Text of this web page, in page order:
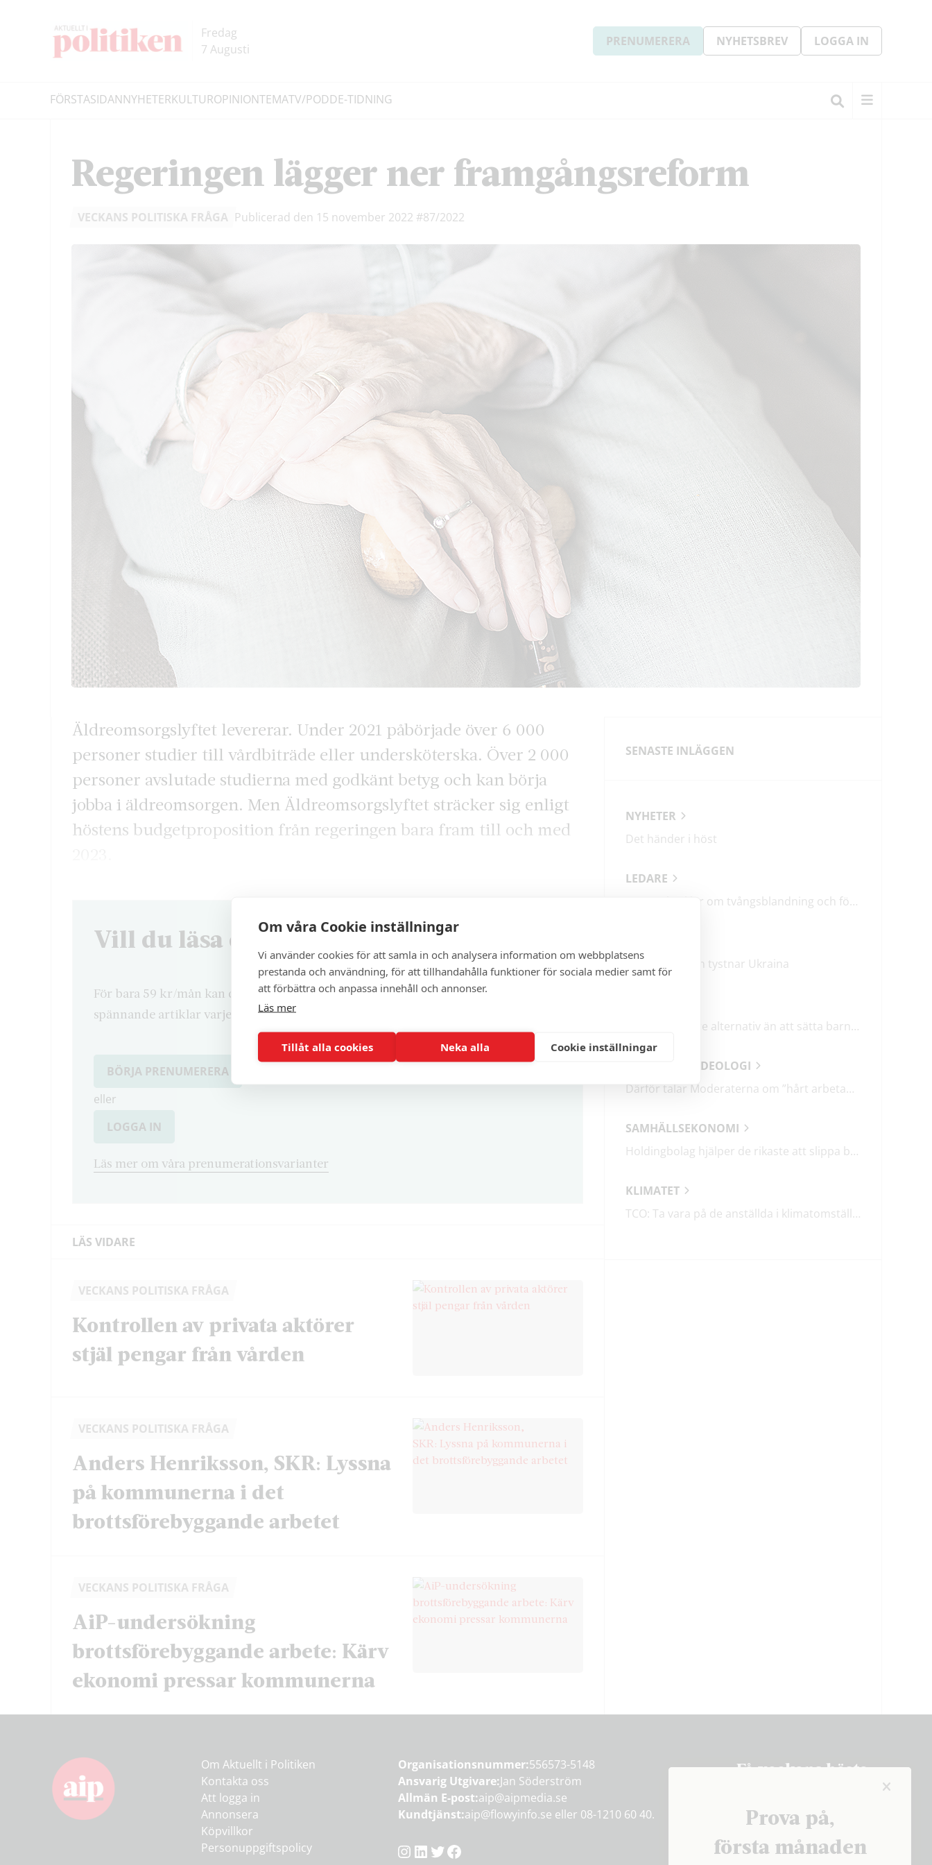
Om våra Cookie inställningar
Vi använder cookies för att samla in och analysera information om webbplatsens
prestanda och användning, för att tillhandahålla funktioner för sociala medier samt för
att förbättra och anpassa innehåll och annonser.
Läs mer
Tillåt alla cookies Neka alla Cookie inställningar
Fredag
7 Augusti
PRENUMERERA NYHETSBREV LOGGA IN
FÖRSTASIDANNYHETERKULTUROPINIONTEMATV/PODDE-TIDNING
Prova på,
första månaden
Regeringen lägger ner framgångsreform
VECKANS POLITISKA FRÅGA Publicerad den 15 november 2022 #87/2022
Äldreomsorgslyftet levererar. Under 2021 påbörjade över 6 000
personer studier till vårdbiträde eller undersköterska. Över 2 000
personer avslutade studierna med godkänt betyg och kan börja
jobba i äldreomsorgen. Men Äldreomsorgslyftet sträcker sig enligt
höstens budgetproposition från regeringen bara fram till och med
Vill du läsa denna artikel?
För bara 59 kr/mån kan du läsa både denna och cirka 100 andra exklusiva och
spännande artiklar varje månad.
BÖRJA PRENUMERERA
eller
LOGGA IN
Läs mer om våra prenumerationsvarianter
LÄS VIDARE
VECKANS POLITISKA FRÅGA
Kontrollen av privata aktörer
stjäl pengar från vården
VECKANS POLITISKA FRÅGA
Anders Henriksson, SKR: Lyssna
på kommunerna i det
brottsförebyggande arbetet
VECKANS POLITISKA FRÅGA
AiP-undersökning
brottsförebyggande arbete: Kärv
ekonomi pressar kommunerna
SENASTE INLÄGGEN
NYHETER
Det händer i höst
LEDARE
M & SD hycklar om tvångsblandning och förvärrar segregationen
Mitt i frukosten tystnar Ukraina
Det finns bättre alternativ än att sätta barn i fängelse
ANALYSER & IDEOLOGI
Därför talar Moderaterna om ”hårt arbetande människor”
SAMHÄLLSEKONOMI
Holdingbolag hjälper de rikaste att slippa betala miljarder i skatt
KLIMATET
TCO: Ta vara på de anställda i klimatomställningen
Om Aktuellt i Politiken
Kontakta oss
Att logga in
Annonsera
Köpvillkor
Personuppgiftspolicy
Organisationsnummer:556573-5148
Ansvarig Utgivare:Jan Söderström
Allmän E-post:aip@aipmedia.se
Kundtjänst:aip@flowyinfo.se eller 08-1210 60 40.
Instagram
LinkedIn
Twitter
Facebook
Få veckans bästa
PRENUMERERA